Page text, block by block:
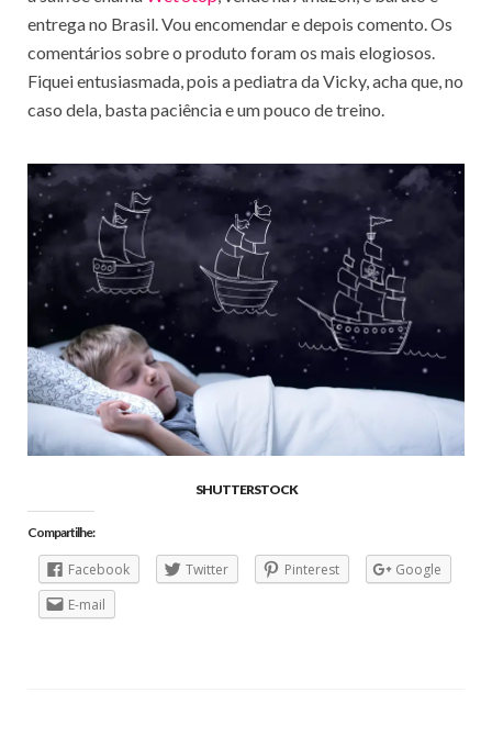
entrega no Brasil. Vou encomendar e depois comento. Os
comentários sobre o produto foram os mais elogiosos.
Fiquei entusiasmada, pois a pediatra da Vicky, acha que, no
caso dela, basta paciência e um pouco de treino.
SHUTTERSTOCK
Compartilhe:
Facebook Twitter Pinterest
Google
E-mail